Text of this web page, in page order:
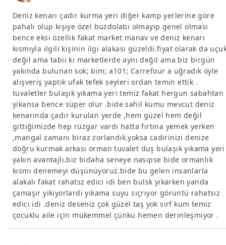
Deniz kenarı çadır kurma yeri diğer kamp yerlerine göre
pahalı olup kişiye özel buzdolabı olmayıp genel olması
bence eksi özellik fakat market manav ve deniz kenarı
kısmıyla ilgili kişinin ilgi alakası güzeldi.fiyat olarak da
değil ama tabii ki marketlerde aynı değil ama biz birgün
yakında bulunan sok; bim; a101; Carrefour a uğradık öyle
alışveriş yaptık ufak tefek seyleri ordan temin ettik .
tuvaletler bulaşık yıkama yeri temiz fakat hergun sabahtan
yikansa bence süper olur .bide sahil kumu mevcut deniz
kenarında çadır kurulan yerde ,hem güzel hem değil
gittiğimizde hep rüzgar vardı hatta fırtına yemek yerken
,mangal zamanı biraz zorlandık.yoksa cadirinizi denize
doğru kurmak arkası orman tuvalet duş bulaşık yıkama yeri
yakın avantajlı.biz bidaha seneye nasipse bide ormanlık
kısmı denemeyi düşünüyoruz.bide bu gelen insanlarla
alakalı fakat rahatsz edici idi ben bulsk yıkarken yanda
çamaşır yikiyorlardi yıkama suyu sıçrıyor görüntü rahatsız
edici idi .deniz deseniz çok güzel taş yok sırf kum temiz
çocuklu aile için mükemmel çünkü hemen derinleşmiyor .